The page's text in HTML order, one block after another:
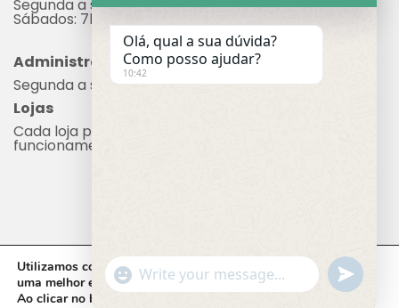
Segunda a sexta: 7h às 17h
Sábados: 7h às 12h
Administração
Segunda a sexta: 8h às 17h
Lojas
Cada loja possui seu próprio horário de
funcionamento.
Utilizamos cookies em nosso site, que nos ajudam a oferecer
uma melhor experiência de navegação.
Ao clicar no botão
Olá, qual a sua dúvida?
Como posso ajudar?
10:42
"+chaty_settings.lang.emoji_picker+"
WhatsApp Message